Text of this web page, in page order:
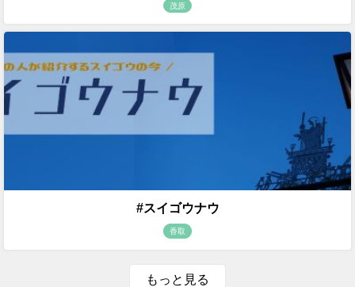
茂原
#スイゴウナウ
香取
もっと見る